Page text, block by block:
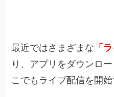
最近ではさまざまな 「
り、アプリをダウンロ
こでもライブ配信を開